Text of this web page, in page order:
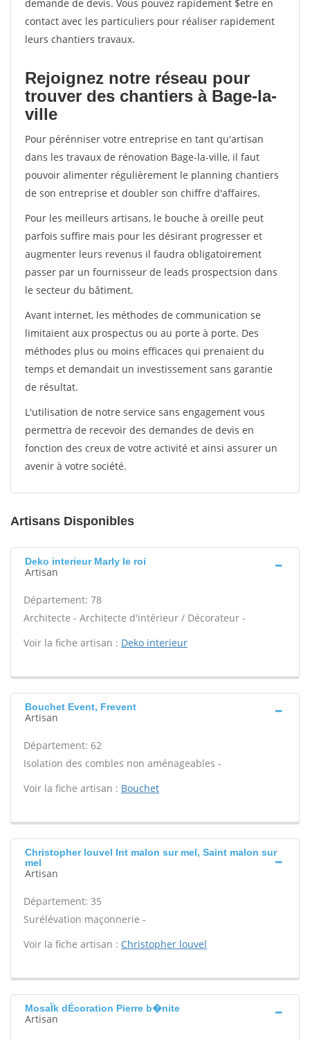
demande de devis. Vous pouvez rapidement $etre en
contact avec les particuliers pour réaliser rapidement
leurs chantiers travaux.
Rejoignez notre réseau pour
trouver des chantiers à Bage-la-
ville
Pour pérénniser votre entreprise en tant qu'artisan
dans les travaux de rénovation Bage-la-ville, il faut
pouvoir alimenter régulièrement le planning chantiers
de son entreprise et doubler son chiffre d'affaires.
Pour les meilleurs artisans, le bouche à oreille peut
parfois suffire mais pour les désirant progresser et
augmenter leurs revenus il faudra obligatoirement
passer par un fournisseur de leads prospectsion dans
le secteur du bâtiment.
Avant internet, les méthodes de communication se
limitaient aux prospectus ou au porte à porte. Des
méthodes plus ou moins efficaces qui prenaient du
temps et demandait un investissement sans garantie
de résultat.
L'utilisation de notre service sans engagement vous
permettra de recevoir des demandes de devis en
fonction des creux de votre activité et ainsi assurer un
avenir à votre société.
Artisans Disponibles
Deko interieur Marly le roi
Artisan
Département: 78
Architecte - Architecte d'intérieur / Décorateur -
Voir la fiche artisan : Deko interieur
Bouchet Event, Frevent
Artisan
Département: 62
Isolation des combles non aménageables -
Voir la fiche artisan : Bouchet
Christopher louvel Int malon sur mel, Saint malon sur
mel
Artisan
Département: 35
Surélévation maçonnerie -
Voir la fiche artisan : Christopher louvel
MosaÏk dÉcoration Pierre b�nite
Artisan